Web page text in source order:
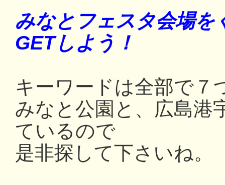
みなとフェスタ会場を
GETしよう！
キーワードは全部
みなと公園と、広島港
ているので
是非探して下さいね。